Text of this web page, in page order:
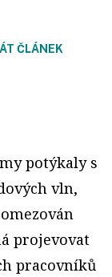
ČLÁNEK
potýkaly s
vln,
projevovat
pracovníků